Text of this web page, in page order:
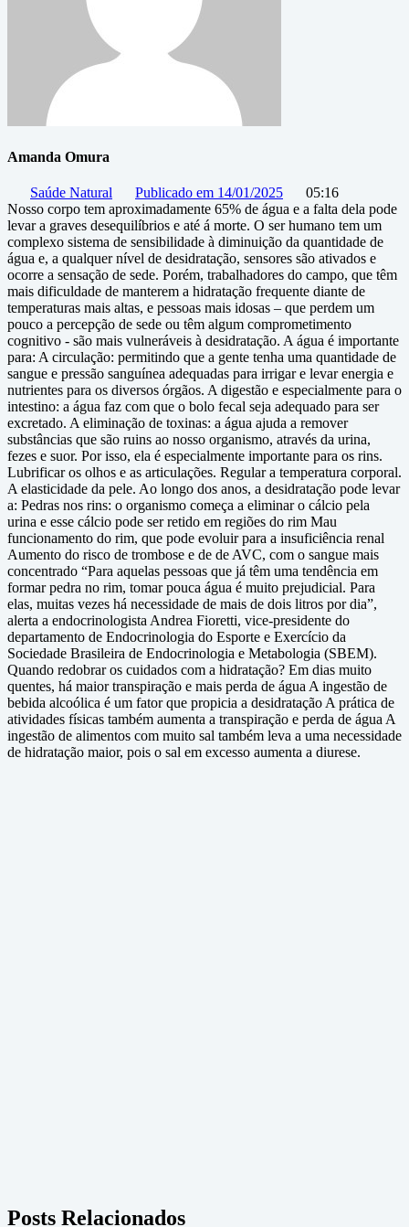
Amanda Omura
Saúde Natural Publicado em 14/01/2025
05:16
Nosso corpo tem aproximadamente 65% de água e a falta dela pode
levar a graves desequilíbrios e até á morte. O ser humano tem um
complexo sistema de sensibilidade à diminuição da quantidade de
água e, a qualquer nível de desidratação, sensores são ativados e
ocorre a sensação de sede. Porém, trabalhadores do campo, que têm
mais dificuldade de manterem a hidratação frequente diante de
temperaturas mais altas, e pessoas mais idosas – que perdem um
pouco a percepção de sede ou têm algum comprometimento
cognitivo - são mais vulneráveis à desidratação. A água é importante
para: A circulação: permitindo que a gente tenha uma quantidade de
sangue e pressão sanguínea adequadas para irrigar e levar energia e
nutrientes para os diversos órgãos. A digestão e especialmente para o
intestino: a água faz com que o bolo fecal seja adequado para ser
excretado. A eliminação de toxinas: a água ajuda a remover
substâncias que são ruins ao nosso organismo, através da urina,
fezes e suor. Por isso, ela é especialmente importante para os rins.
Lubrificar os olhos e as articulações. Regular a temperatura corporal.
A elasticidade da pele. Ao longo dos anos, a desidratação pode levar
a: Pedras nos rins: o organismo começa a eliminar o cálcio pela
urina e esse cálcio pode ser retido em regiões do rim Mau
funcionamento do rim, que pode evoluir para a insuficiência renal
Aumento do risco de trombose e de de AVC, com o sangue mais
concentrado “Para aquelas pessoas que já têm uma tendência em
formar pedra no rim, tomar pouca água é muito prejudicial. Para
elas, muitas vezes há necessidade de mais de dois litros por dia”,
alerta a endocrinologista Andrea Fioretti, vice-presidente do
departamento de Endocrinologia do Esporte e Exercício da
Sociedade Brasileira de Endocrinologia e Metabologia (SBEM).
Quando redobrar os cuidados com a hidratação? Em dias muito
quentes, há maior transpiração e mais perda de água A ingestão de
bebida alcoólica é um fator que propicia a desidratação A prática de
atividades físicas também aumenta a transpiração e perda de água A
ingestão de alimentos com muito sal também leva a uma necessidade
de hidratação maior, pois o sal em excesso aumenta a diurese.
Posts Relacionados